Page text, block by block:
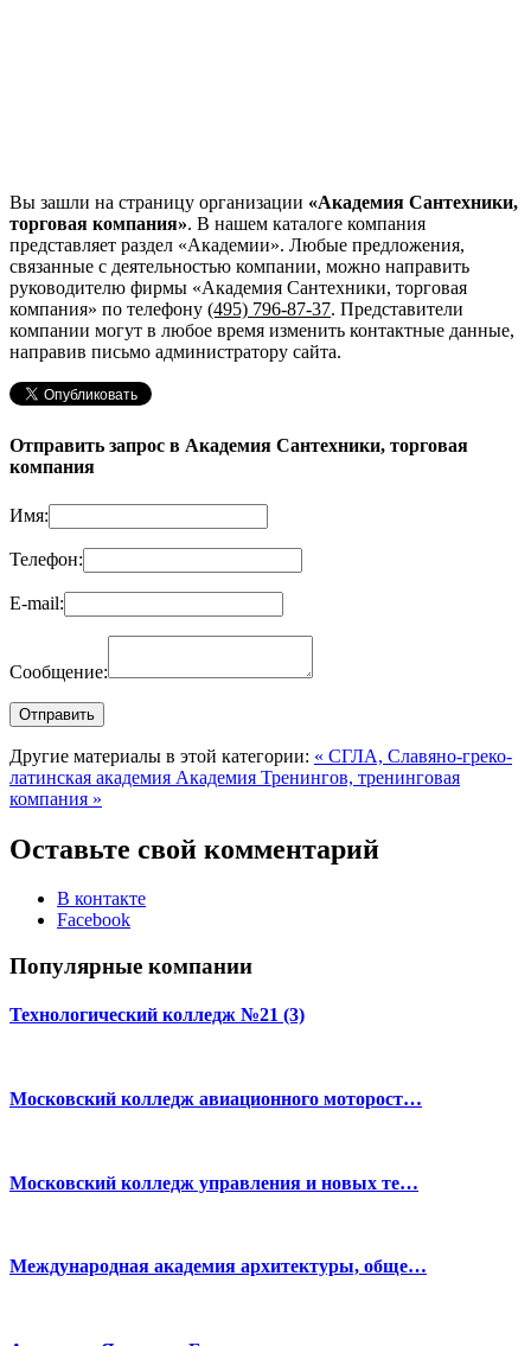
Вы зашли на страницу организации «Академия Сантехники,
торговая компания». В нашем каталоге компания
представляет раздел «Академии». Любые предложения,
связанные с деятельностью компании, можно направить
руководителю фирмы «Академия Сантехники, торговая
компания» по телефону (495) 796-87-37. Представители
компании могут в любое время изменить контактные данные,
направив письмо администратору сайта.
Отправить запрос в Академия Сантехники, торговая
компания
Имя:
Телефон:
E-mail:
Сообщение:
Другие материалы в этой категории: « СГЛА, Славяно-греко-
латинская академия Академия Тренингов, тренинговая
компания »
Оставьте свой комментарий
В контакте
Facebook
Популярные компании
Технологический колледж №21 (3)
Московский колледж авиационного моторост…
Московский колледж управления и новых те…
Международная академия архитектуры, обще…